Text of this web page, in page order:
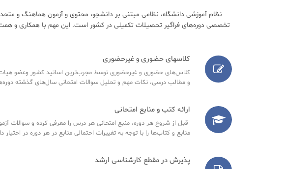
نظام آموزشی دانشگاه، نظامی مبتنی بر دانشجو، محتوی و آزمون هماهنگ و
تخصصی دوره‌های فراگیر تحصیلات تکمیلی در کشور است. این مهم با همکاری و
کلاسهای حضوری و غیرحضوری
کلاس‌های حضوری و غیرحضوری توسط مجرب‌ترین اساتید کشور وعضو
و مطالب درسی، نکات مهم و تحلیل سوالات امتحانی سال‌های گذشته
ارائه کتب و منابع امتحانی
قبل از شروع هر دوره، منبع امتحانی هر درس را معرفی کرده و سوالات
منابع و کتاب‌ها را با توجه به تغییرات احتمالی منابع در هر دوره در
پذیرش در مقطع کارشناسی ارشد